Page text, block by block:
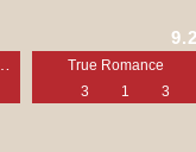
True Romance
3 1 3